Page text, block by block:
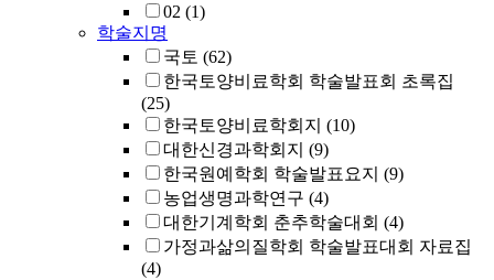
02 (1)
학술지명
국토 (62)
한국토양비료학회 학술발표회 초록집
(25)
한국토양비료학회지 (10)
대한신경과학회지 (9)
한국원예학회 학술발표요지 (9)
농업생명과학연구 (4)
대한기계학회 춘추학술대회 (4)
가정과삶의질학회 학술발표대회 자료집
(4)